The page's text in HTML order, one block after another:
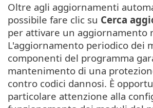
Oltre agli aggiornamenti
possibile fare clic su Cerca
per attivare un aggiornamento
L'aggiornamento periodico dei
componenti del programma
mantenimento di una
contro codici dannosi. È
particolare attenzione alla